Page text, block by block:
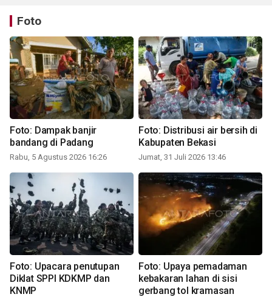
Foto
Foto: Dampak banjir
bandang di Padang
Rabu, 5 Agustus 2026 16:26
Foto: Distribusi air bersih di
Kabupaten Bekasi
Jumat, 31 Juli 2026 13:46
Foto: Upacara penutupan
Diklat SPPI KDKMP dan
KNMP
Foto: Upaya pemadaman
kebakaran lahan di sisi
gerbang tol kramasan